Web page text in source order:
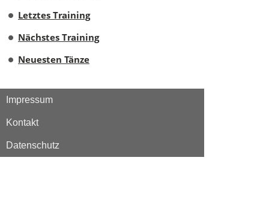
Letztes Training
Nächstes Training
Neuesten Tänze
Impressum
Kontakt
Datenschutz